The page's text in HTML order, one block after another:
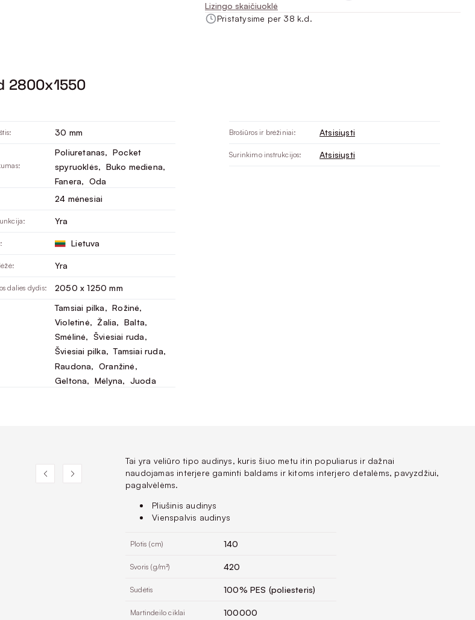
Lizingo skaičiuoklė
Pristatysime per 38 k.d.
2800x1550
30 mm
Poliuretanas, Pocket
spyruoklės, Buko mediena,
Fanera, Oda
24 mėnesiai
Yra
Lietuva
Yra
dalies dydis: 2050 x 1250 mm
Tamsiai pilka, Rožinė,
Violetinė, Žalia, Balta,
Smėlinė, Šviesiai ruda,
Šviesiai pilka, Tamsiai ruda,
Raudona, Oranžinė,
Geltona, Mėlyna, Juoda
Brošiūros ir brėžiniai: Atsisiųsti
Surinkimo instrukcijos: Atsisiųsti
Tai yra veliūro tipo audinys, kuris šiuo metu itin populiarus ir dažnai
naudojamas interjere gaminti baldams ir kitoms interjero detalėms, pavyzdžiui,
pagalvėlėms.
Pliušinis audinys
Vienspalvis audinys
Plotis (cm) 140
Svoris (g/m²) 420
Sudėtis 100% PES (poliesteris)
Martindeilo ciklai 100000